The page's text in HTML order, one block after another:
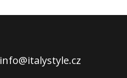
info@italystyle.cz